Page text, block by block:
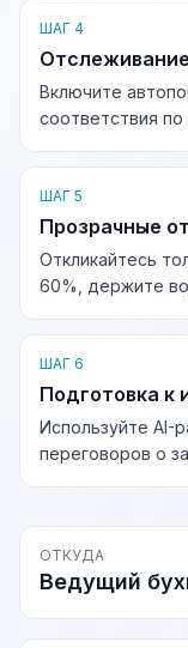
ШАГ 4
Включите
соответствия
ШАГ 5
Прозрачные
Откликайтесь
60%, держите
ШАГ 6
Подготовка к
Используйте AI-
переговоров о
ОТКУДА
Ведущий